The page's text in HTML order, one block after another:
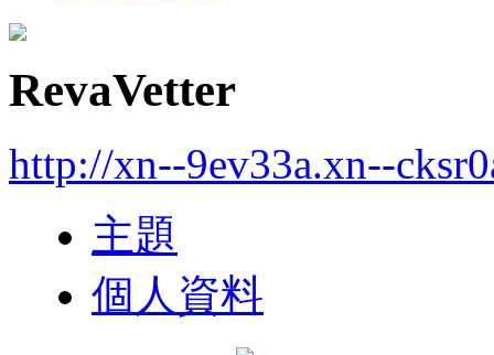
RevaVetter
http://xn--9ev33a.xn--
主題
個人資料